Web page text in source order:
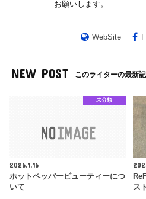
お願いします。
WebSite
NEW POST このライターの最新
未分類
2026.1.16
ホットペッパービューティーにつ
いて
ス